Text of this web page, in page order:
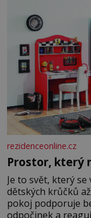
rezidenceonline.cz
Prostor, který
Je to svět, který
dětských krůčků
pokoj podporuje
odpočinek a